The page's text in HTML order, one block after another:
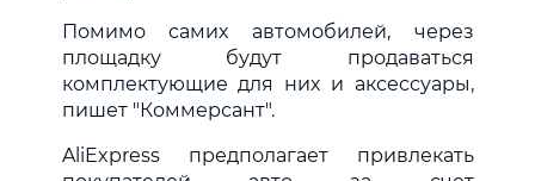
Помимо самих автомобилей, через
площадку будут продаваться
комплектующие для них и аксессуары,
пишет "Коммерсант".
AliExpress предполагает привлекать